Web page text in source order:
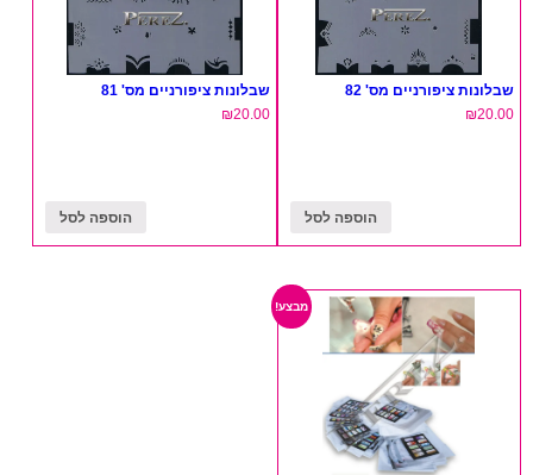
שבלונות ציפורניים מס' 82
₪20.00
הוספה לסל
שבלונות ציפורניים מס' 81
₪20.00
הוספה לסל
מבצע!